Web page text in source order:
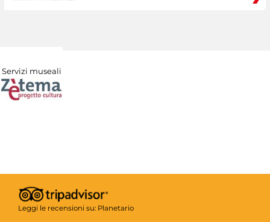
Servizi museali
Leggi le recensioni su: Planetario